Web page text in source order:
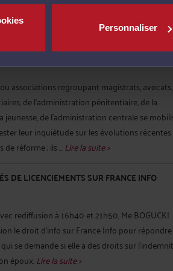
Personnaliser
vous. J'ouvre donc ici aux journalistes une
de ceux qui m'écrivent. ...
associations regroupant magistrats, avocats,
de l'administration pénitentiaire, de la
de l'administration centrale se
leur inquiétude sur les évolutions récentes
réforme ; ils ...Lire la suite >
DE LICENCIEMENTS SUR FRANCE INFO
rediffusion à 16h40 et 21h50, Me BOGUCKI
le droit d'info sur France Info pour répondre
se demande si elle a des droits sur
époux.Lire la suite >